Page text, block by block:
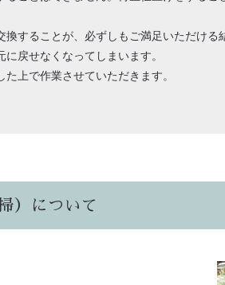
することが、必ずしもご満足いただける
戻せなくなってしまいます。
上で作業させていただきます。
）について